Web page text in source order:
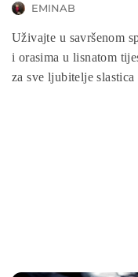
EMINAB
Uživajte u savršenom
i orasima u lisnatom
za sve ljubitelje